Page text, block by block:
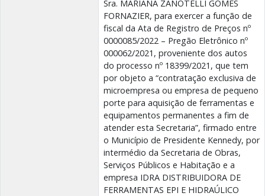
Sra. MARIANA ZANOTELLI GOMES
FORNAZIER, para exercer a função de
fiscal da Ata de Registro de Preços nº
0000085/2022 – Pregão Eletrônico nº
000062/2021, proveniente dos autos
do processo nº 18399/2021, que tem
por objeto a “contratação exclusiva de
microempresa ou empresa de pequeno
porte para aquisição de ferramentas e
equipamentos permanentes a fim de
atender esta Secretaria”, firmado entre
o Município de Presidente Kennedy, por
intermédio da Secretaria de Obras,
Serviços Públicos e Habitação e a
empresa IDRA DISTRIBUIDORA DE
FERRAMENTAS EPI E HIDRAÚLICO